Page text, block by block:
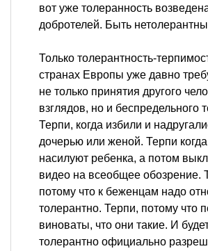
вот уже толеранность
добротелей. Быть
Только толерантность-
странах Европы уже давно
не только принятия другого
взглядов, но и беспредельного
Терпи, когда избили и
дочерью или женой. Терпи
насилуют ребенка, а потом
видео на всеобщее обозрение.
потому что к беженцам надо
толерантно. Терпи, потому что
виноваты, что они такие. И
толерантно официально